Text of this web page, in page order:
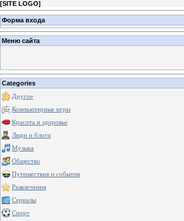
[SITE LOGO]
Форма входа
Меню сайта
Categories
Другое
Компьютерные игры
Красота и здоровье
Люди и блоги
Музыка
Общество
Путешествия и события
Развлечения
Сериалы
Спорт